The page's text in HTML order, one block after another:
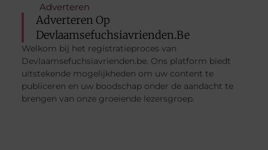
Adverteren
Adverteren Op
Devlaamsefuchsiavrienden.be
Welkom bij het registratieproces van
Devlaamsefuchsiavrienden.be. Ons platform biedt
uitstekende mogelijkheden om uw content te
publiceren en uw boodschap onder de aandacht te
brengen van onze groeiende lezersgroep.